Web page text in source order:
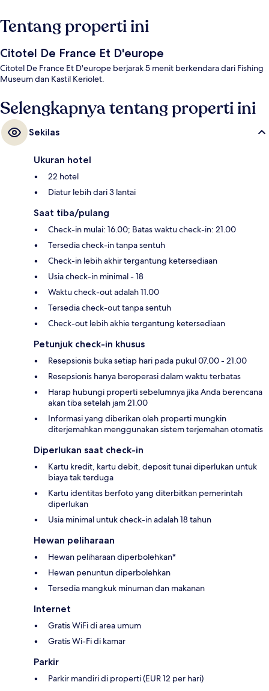
Tentang properti ini
Citotel De France Et D'europe
Citotel De France Et D'europe berjarak 5 menit berkendara dari Fishing
Museum dan Kastil Keriolet.
Selengkapnya tentang properti ini
Sekilas
Ukuran hotel
22 hotel
Diatur lebih dari 3 lantai
Saat tiba/pulang
Check-in mulai: 16.00; Batas waktu check-in: 21.00
Tersedia check-in tanpa sentuh
Check-in lebih akhir tergantung ketersediaan
Usia check-in minimal - 18
Waktu check-out adalah 11.00
Tersedia check-out tanpa sentuh
Check-out lebih akhie tergantung ketersediaan
Petunjuk check-in khusus
Resepsionis buka setiap hari pada pukul 07.00 - 21.00
Resepsionis hanya beroperasi dalam waktu terbatas
Harap hubungi properti sebelumnya jika Anda berencana
akan tiba setelah jam 21.00
Informasi yang diberikan oleh properti mungkin
diterjemahkan menggunakan sistem terjemahan otomatis
Diperlukan saat check-in
Kartu kredit, kartu debit, deposit tunai diperlukan untuk
biaya tak terduga
Kartu identitas berfoto yang diterbitkan pemerintah
diperlukan
Usia minimal untuk check-in adalah 18 tahun
Hewan peliharaan
Hewan peliharaan diperbolehkan*
Hewan penuntun diperbolehkan
Tersedia mangkuk minuman dan makanan
Internet
Gratis WiFi di area umum
Gratis Wi-Fi di kamar
Parkir
Parkir mandiri di properti (EUR 12 per hari)